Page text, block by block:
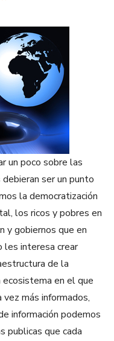
un poco sobre las
ser un punto
la democratización
los ricos y pobres en
y gobiernos que en
les interesa crear
de la
ecosistema en el que
más informados,
información podemos
publicas que cada